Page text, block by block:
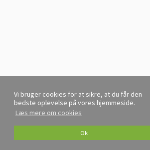
Vi bruger cookies for at sikre, at du får den
bedste oplevelse på vores hjemmeside.
Læs mere om cookies
Ok